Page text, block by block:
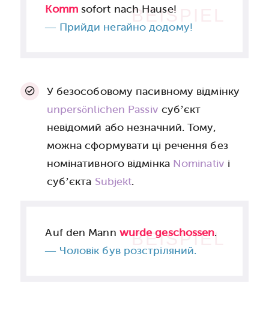
BEISPIEL
Kommsofort nach Hause!
— Прийди негайно додому!
У безособовому пасивному відмінку
unpersönlichen Passiv суб’єкт
невідомий або незначний. Тому,
можна сформувати ці речення без
номінативного відмінка Nominativ і
суб’єкта Subjekt.
BEISPIEL
Auf den Mann wurde geschossen.
— Чоловік був розстріляний.